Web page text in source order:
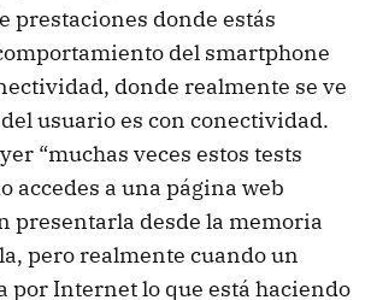
prestaciones donde estás
del smartphone
donde realmente se ve
usuario es con conectividad.
“muchas veces estos tests
accedes a una página web
presentarla desde la memoria
pero realmente cuando un
por Internet lo que está haciendo